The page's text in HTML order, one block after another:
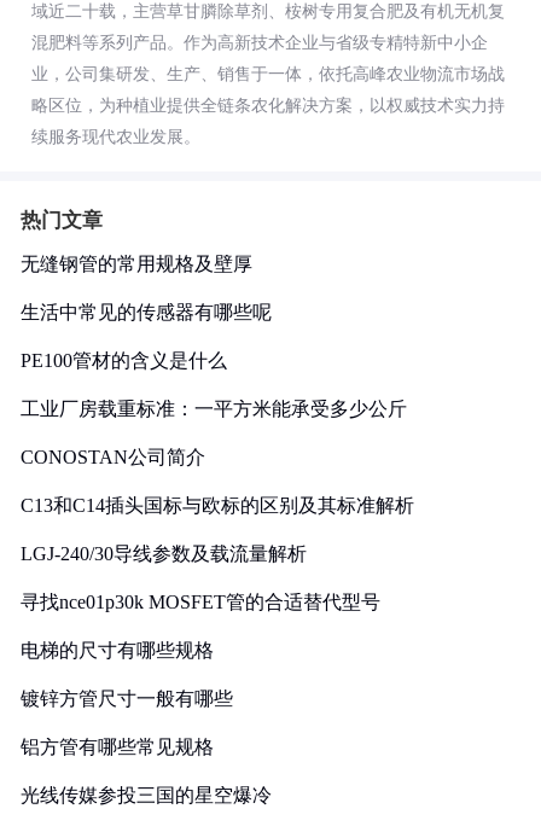
域近二十载，主营草甘膦除草剂、桉树专用复合肥及有机无机复
混肥料等系列产品。作为高新技术企业与省级专精特新中小企
业，公司集研发、生产、销售于一体，依托高峰农业物流市场战
略区位，为种植业提供全链条农化解决方案，以权威技术实力持
续服务现代农业发展。
热门文章
无缝钢管的常用规格及壁厚
生活中常见的传感器有哪些呢
PE100管材的含义是什么
工业厂房载重标准：一平方米能承受多少公斤
CONOSTAN公司简介
C13和C14插头国标与欧标的区别及其标准解析
LGJ-240/30导线参数及载流量解析
寻找nce01p30k MOSFET管的合适替代型号
电梯的尺寸有哪些规格
镀锌方管尺寸一般有哪些
铝方管有哪些常见规格
光线传媒参投三国的星空爆冷